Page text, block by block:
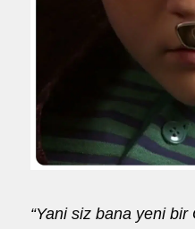
“Yani siz bana yeni